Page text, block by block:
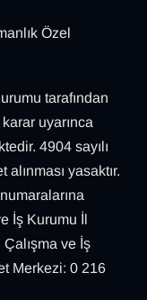
Özel
tarafından
uyarınca
4904 sayılı
yasaktır.
İş Kurumu İl
ve İş
Merkezi: 0 216